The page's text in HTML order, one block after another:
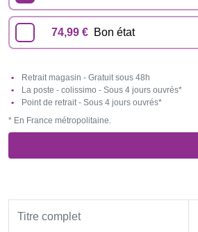
74,99 € Bon état
Retrait magasin - Gratuit sous 48h
La poste - colissimo - Sous 4 jours ouvrés*
Point de retrait - Sous 4 jours ouvrés*
* En France métropolitaine.
Titre complet